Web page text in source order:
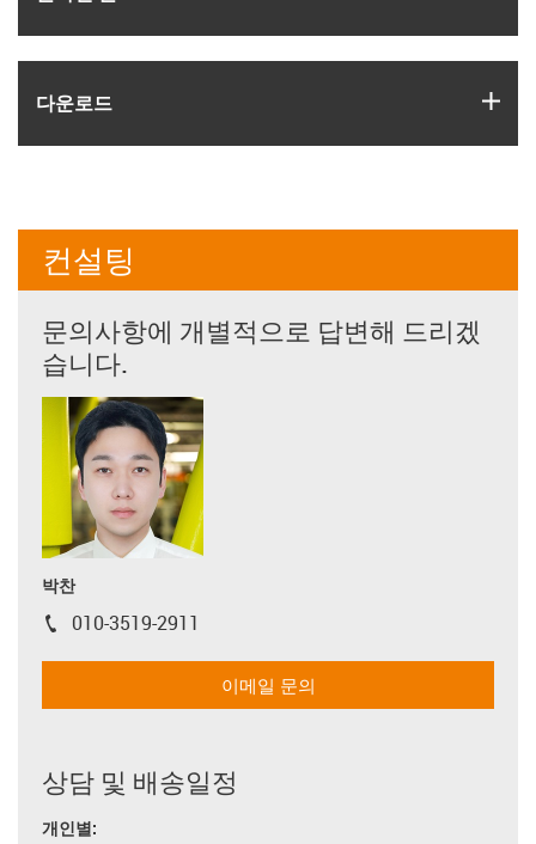
다운로드
컨설팅
문의사항에 개별적으로 답변해 드리겠
습니다.
박찬
igus-icon-phone
010-3519-2911
이메일 문의
상담 및 배송일정
개인별: